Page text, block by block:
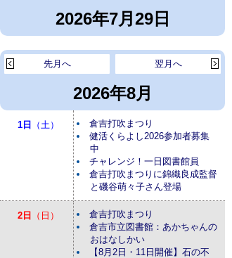
2026年7月29日
2026年8月
翌月へ
先月へ
1日 （土）
倉吉打吹まつり
健活くらよし2026参加者募集
中
チャレンジ！一日図書館員
倉吉打吹まつりに錦織良成監督
と磯谷萌々子さん登場
2日 （日）
倉吉打吹まつり
倉吉市立図書館：あかちゃんの
おはなしかい
【8月2日・11日開催】石の不